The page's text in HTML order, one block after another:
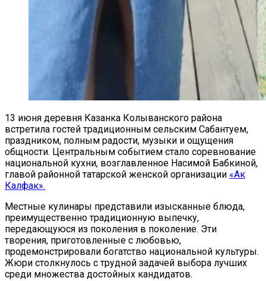
13 июня деревня Казанка Колыванского района
встретила гостей традиционным сельским Сабантуем,
праздником, полным радости, музыки и ощущения
общности. Центральным событием стало соревнование
национальной кухни, возглавленное Насимой Бабкиной,
главой районной татарской женской организации «Ак
Калфак».
Местные кулинары представили изысканные блюда,
преимущественно традиционную выпечку,
передающуюся из поколения в поколение. Эти
творения, приготовленные с любовью,
продемонстрировали богатство национальной культуры.
Жюри столкнулось с трудной задачей выбора лучших
среди множества достойных кандидатов.